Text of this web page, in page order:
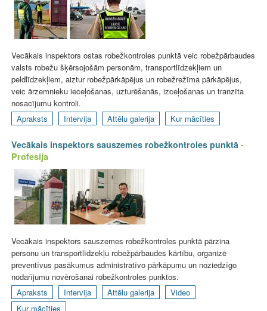
s
a
u
l
e
Vecākais inspektors ostas robežkontroles punktā veic robežpārbaudes
valsts robežu šķērsojošām personām, transportlīdzekļiem un
peldlīdzekļiem, aiztur robežpārkāpējus un robežrežīma pārkāpējus,
veic ārzemnieku ieceļošanas, uzturēšanās, izceļošanas un tranzīta
nosacījumu kontroli.
Apraksts
Intervija Attēlu galerija Kur mācīties
Vecākais inspektors sauszemes robežkontroles punktā -
Profesija
Vecākais inspektors sauszemes robežkontroles punktā pārzina
personu un transportlīdzekļu robežpārbaudes kārtību, organizē
preventīvus pasākumus administratīvo pārkāpumu un noziedzīgo
nodarījumu novērošanai robežkontroles punktos.
Apraksts
Intervija Attēlu galerija
Video
Kur mācīties